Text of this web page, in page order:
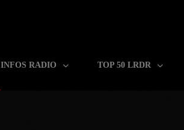
INFOS RADIO TOP 50 LRDR